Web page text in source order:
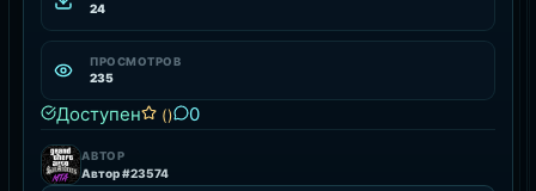
24
ПРОСМОТРОВ
235
Доступен () 0
АВТОР
Автор #23574